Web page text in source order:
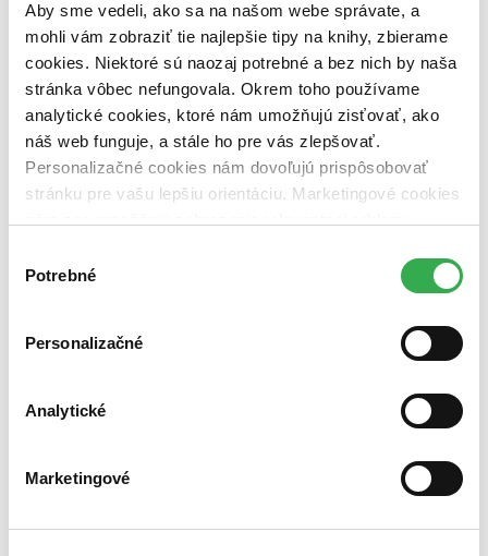
Aby sme vedeli, ako sa na našom webe správate, a
mohli vám zobraziť tie najlepšie tipy na knihy, zbierame
cookies. Niektoré sú naozaj potrebné a bez nich by naša
stránka vôbec nefungovala. Okrem toho používame
analytické cookies, ktoré nám umožňujú zisťovať, ako
náš web funguje, a stále ho pre vás zlepšovať.
Personalizačné cookies nám dovoľujú prispôsobovať
stránku pre vašu lepšiu orientáciu. Marketingové cookies
nám pomohlo, keby sme mohli používať všetky tieto
súhlasu
Potrebné
Personalizačné
Analytické
Marketingové
Najdrahšie
Najlacnejšie
Použité filtre
Zrušiť filtre
V českom jazyku